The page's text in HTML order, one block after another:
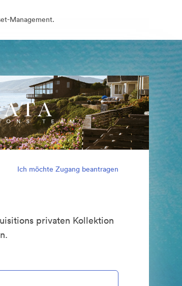
Management.
Ich möchte Zugang beantragen
privaten Kollektion